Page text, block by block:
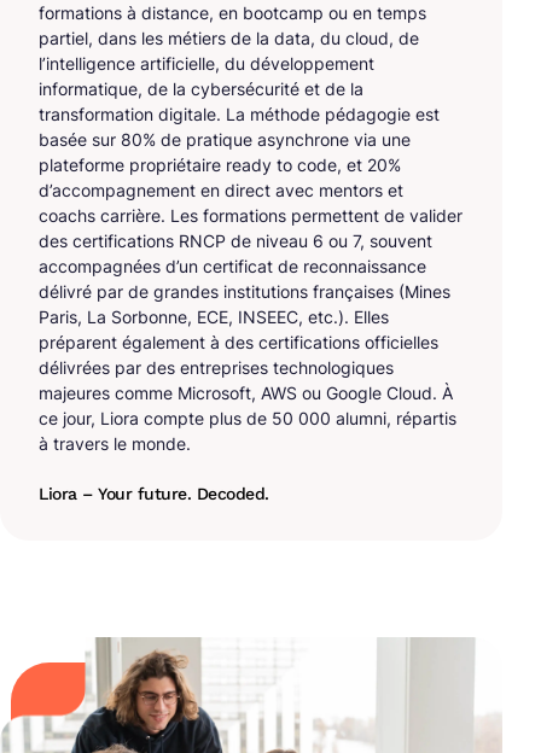
formations à distance, en bootcamp ou en temps
partiel, dans les métiers de la data, du cloud, de
l’intelligence artificielle, du développement
informatique, de la cybersécurité et de la
transformation digitale. La méthode pédagogie est
basée sur 80% de pratique asynchrone via une
plateforme propriétaire ready to code, et 20%
d’accompagnement en direct avec mentors et
coachs carrière. Les formations permettent de valider
des certifications RNCP de niveau 6 ou 7, souvent
accompagnées d’un certificat de reconnaissance
délivré par de grandes institutions françaises (Mines
Paris, La Sorbonne, ECE, INSEEC, etc.). Elles
préparent également à des certifications officielles
délivrées par des entreprises technologiques
majeures comme Microsoft, AWS ou Google Cloud. À
ce jour, Liora compte plus de 50 000 alumni, répartis
à travers le monde.
Liora – Your future. Decoded.